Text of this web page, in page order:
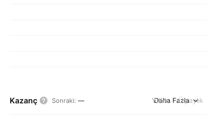
Kazanç Sonraki: — Yıllık Üç aylık
Daha Fazla